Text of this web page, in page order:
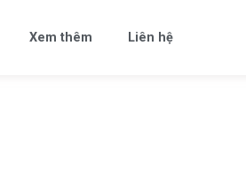
Xem thêm Liên hệ